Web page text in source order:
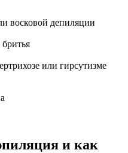
восковой депиляции
или гирсутизме
и как